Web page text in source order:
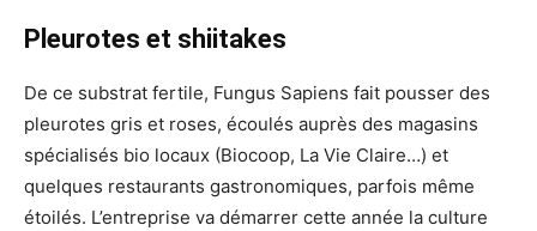
Pleurotes et shiitakes
De ce substrat fertile, Fungus Sapiens fait pousser des
pleurotes gris et roses, écoulés auprès des magasins
spécialisés bio locaux (Biocoop, La Vie Claire…) et
quelques restaurants gastronomiques, parfois même
étoilés. L’entreprise va démarrer cette année la culture